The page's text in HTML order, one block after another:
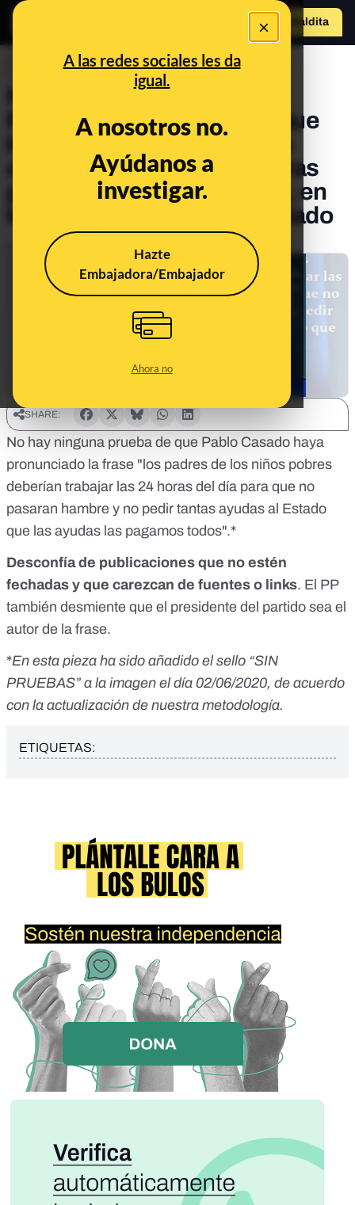
×
A las redes sociales les da
igual.
A nosotros no.
Ayúdanos a
investigar.
Hazte
Embajadora/Embajador
Ahora no
Hazte Maldita
No, no hay pruebas de que
Pablo Casado haya dicho que
los padres de niños pobres
deberían trabajar las 24 horas
para que no pasen hambre, en
lugar de pedir ayudas al estado
Publicado el
SHARE:
No hay ninguna prueba de que Pablo Casado haya
pronunciado la frase "los padres de los niños pobres
deberían trabajar las 24 horas del día para que no
pasaran hambre y no pedir tantas ayudas al Estado
que las ayudas las pagamos todos".*
Desconfía de publicaciones que no estén
fechadas y que carezcan de fuentes o links. El PP
también desmiente que el presidente del partido sea el
autor de la frase.
*En esta pieza ha sido añadido el sello “SIN
PRUEBAS” a la imagen el día 02/06/2020, de acuerdo
con la actualización de nuestra metodología.
ETIQUETAS: